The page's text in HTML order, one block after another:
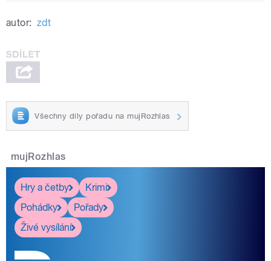
autor: zdt
Všechny díly pořadu na mujRozhlas
mujRozhlas
Hry a četby
Krimi
Pohádky
Pořady
Živé vysílání